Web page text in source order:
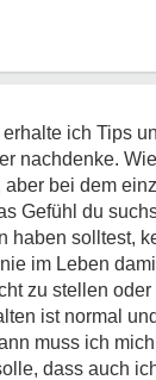
ich Tips
nachdenke.
bei dem
Gefühl du
haben solltest,
im Leben
zu stellen
ist normal
muss ich
dass auch